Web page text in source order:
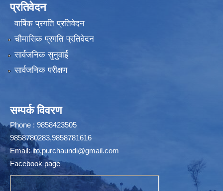
प्रतिवेदन
वार्षिक प्रगति प्रतिवेदन
चौमासिक प्रगति प्रतिवेदन
सार्वजनिक सुनुवाई
सार्वजनिक परीक्षण
सम्पर्क विवरण
Phone : 9858423505
9858780283,9858781616
Email:ito.purchaundi@gmail.com
Facebook page